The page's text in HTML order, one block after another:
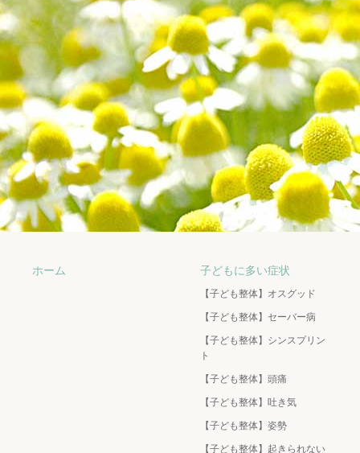
ホーム 子どもに多い症状
【子ども整体】オスグッド
【子ども整体】セーバー病
【子ども整体】シンスプリン
ト
【子ども整体】頭痛
【子ども整体】吐き気
【子ども整体】姿勢
【子ども整体】起きられない